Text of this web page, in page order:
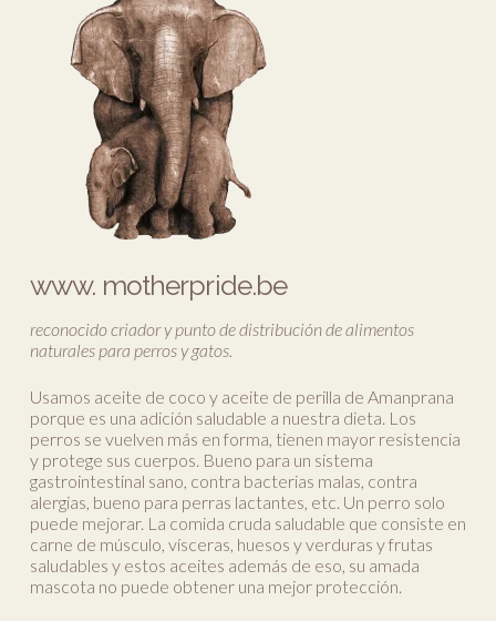
www. motherpride.be
reconocido criador y punto de distribución de alimentos
naturales para perros y gatos.
Usamos aceite de coco y aceite de perilla de Amanprana
porque es una adición saludable a nuestra dieta. Los
perros se vuelven más en forma, tienen mayor resistencia
y protege sus cuerpos. Bueno para un sistema
gastrointestinal sano, contra bacterias malas, contra
alergias, bueno para perras lactantes, etc. Un perro solo
puede mejorar. La comida cruda saludable que consiste en
carne de músculo, vísceras, huesos y verduras y frutas
saludables y estos aceites además de eso, su amada
mascota no puede obtener una mejor protección.